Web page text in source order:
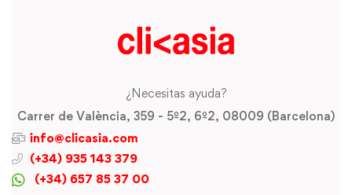
¿Necesitas ayuda?
Carrer de València, 359 - 5º2, 6º2, 08009 (Barcelona)
info@clicasia.com
(+34) 935 143 379
(+34) 657 85 37 00